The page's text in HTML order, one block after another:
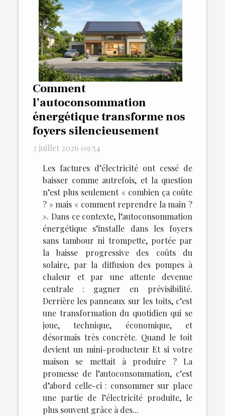
Comment
l’autoconsommation
énergétique transforme nos
foyers silencieusement
2 juillet 2026 09:54
Les factures d’électricité ont cessé de
baisser comme autrefois, et la question
n’est plus seulement « combien ça coûte
? » mais « comment reprendre la main ?
». Dans ce contexte, l’autoconsommation
énergétique s’installe dans les foyers
sans tambour ni trompette, portée par
la baisse progressive des coûts du
solaire, par la diffusion des pompes à
chaleur et par une attente devenue
centrale : gagner en prévisibilité.
Derrière les panneaux sur les toits, c’est
une transformation du quotidien qui se
joue, technique, économique, et
désormais très concrète. Quand le toit
devient un mini-producteur Et si votre
maison se mettait à produire ? La
promesse de l’autoconsommation, c’est
d’abord celle-ci : consommer sur place
une partie de l’électricité produite, le
plus souvent grâce à des...